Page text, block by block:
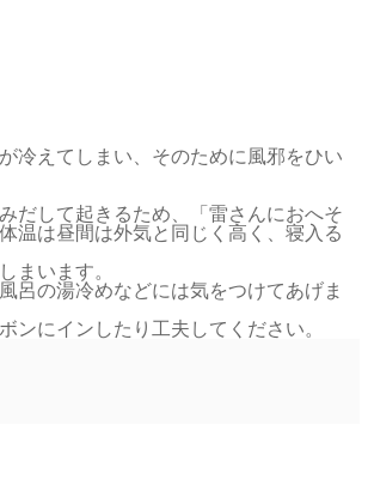
冷えてしまい、そのために風邪をひい
だして起きるため、「雷さんにおへそ
温は昼間は外気と同じく高く、寝入る
まいます。
呂の湯冷めなどには気をつけてあげま
ンにインしたり工夫してください。